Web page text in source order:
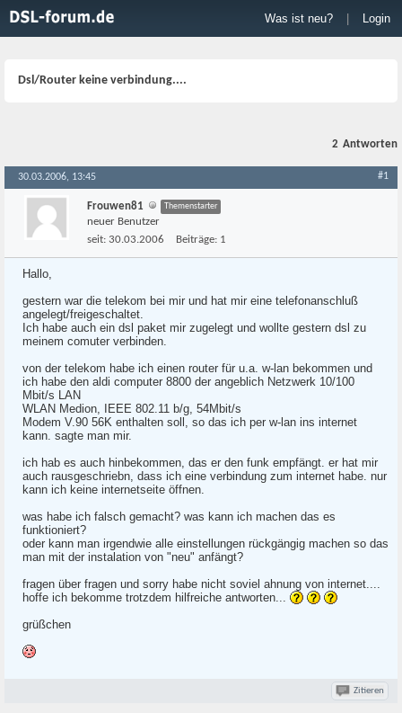
Was ist neu? Login
Dsl/Router keine verbindung....
2 Antworten
30.03.2006, 13:45 #1
Frouwen81 Themenstarter
neuer Benutzer
seit: 30.03.2006 Beiträge: 1
Hallo,
gestern war die telekom bei mir und hat mir eine telefonanschluß
angelegt/freigeschaltet.
Ich habe auch ein dsl paket mir zugelegt und wollte gestern dsl zu
meinem comuter verbinden.
von der telekom habe ich einen router für u.a. w-lan bekommen und
ich habe den aldi computer 8800 der angeblich Netzwerk 10/100
Mbit/s LAN
WLAN Medion, IEEE 802.11 b/g, 54Mbit/s
Modem V.90 56K enthalten soll, so das ich per w-lan ins internet
kann. sagte man mir.
ich hab es auch hinbekommen, das er den funk empfängt. er hat mir
auch rausgeschriebn, dass ich eine verbindung zum internet habe. nur
kann ich keine internetseite öffnen.
was habe ich falsch gemacht? was kann ich machen das es
funktioniert?
oder kann man irgendwie alle einstellungen rückgängig machen so das
man mit der instalation von "neu" anfängt?
fragen über fragen und sorry habe nicht soviel ahnung von internet....
hoffe ich bekomme trotzdem hilfreiche antworten...
grüßchen
Zitieren